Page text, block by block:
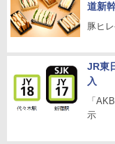
道新
豚ヒ
JR東
入
「
示